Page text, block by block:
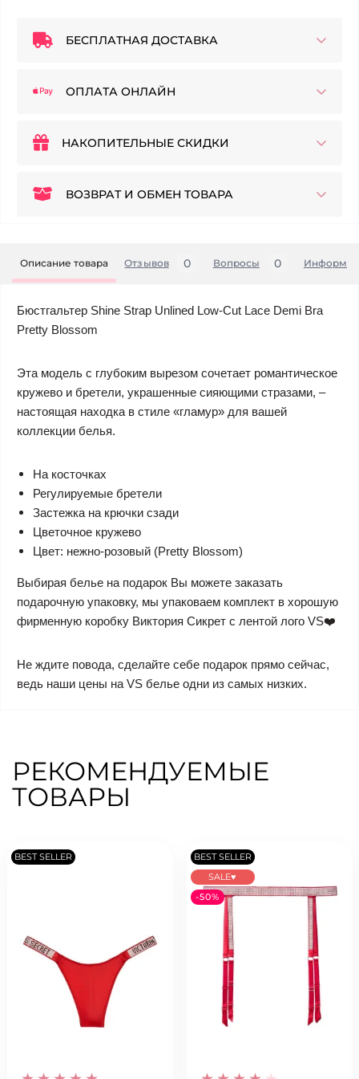
БЕСПЛАТНАЯ ДОСТАВКА
ОПЛАТА ОНЛАЙН
НАКОПИТЕЛЬНЫЕ СКИДКИ
ВОЗВРАТ И ОБМЕН ТОВАРА
Описание товара Отзывов 0 Вопросы 0
Бюстгальтер Shine Strap Unlined Low-Cut Lace Demi Bra
Pretty Blossom
Эта модель с глубоким вырезом сочетает романтическое
кружево и бретели, украшенные сияющими стразами, –
настоящая находка в стиле «гламур» для вашей
коллекции белья.
На косточках
Регулируемые бретели
Застежка на крючки сзади
Цветочное кружево
Цвет: нежно-розовый (Pretty Blossom)
Выбирая белье на подарок Вы можете заказать
подарочную упаковку, мы упаковаем комплект в хорошую
фирменную коробку Виктория Сикрет с лентой лого VS❤️
Не ждите повода, сделайте себе подарок прямо сейчас,
ведь наши цены на VS белье одни из самых низких.
РЕКОМЕНДУЕМЫЕ
ТОВАРЫ
BEST SELLER
BEST SELLER
SALE♥
-50%